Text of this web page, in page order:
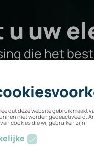
u uw
die het
Veilig